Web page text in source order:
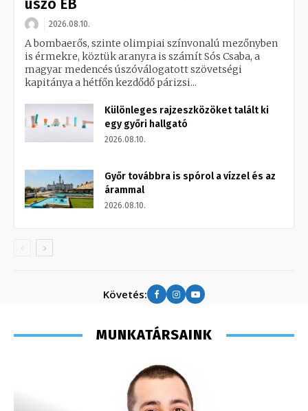
úszó EB
2026.08.10.
A bombaerős, szinte olimpiai színvonalú mezőnyben
is érmekre, köztük aranyra is számít Sós Csaba, a
magyar medencés úszóválogatott szövetségi
kapitánya a hétfőn kezdődő párizsi...
Különleges rajzeszközöket talált ki
egy győri hallgató
2026.08.10.
Győr továbbra is spórol a vízzel és az
árammal
2026.08.10.
Követés:
MUNKATÁRSAINK